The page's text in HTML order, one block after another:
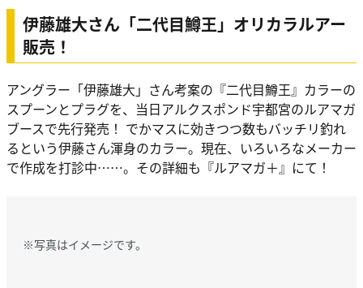
伊藤雄大さん「二代目鱒王」オリカラルアー
販売！
アングラー「伊藤雄大」さん考案の『二代目鱒王』カラーの
スプーンとプラグを、当日アルクスポンド宇都宮のルアマガ
ブースで先行発売！ でかマスに効きつつ数もバッチリ釣れ
るという伊藤さん渾身のカラー。現在、いろいろなメーカー
で作成を打診中……。その詳細も『ルアマガ＋』にて！
※写真はイメージです。